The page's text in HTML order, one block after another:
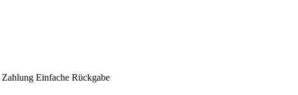
Zahlung Einfache Rückgabe